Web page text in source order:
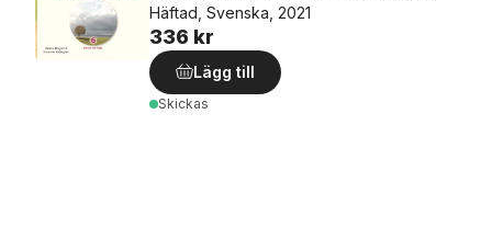
Häftad, Svenska, 2021
336 kr
Lägg till
Skickas